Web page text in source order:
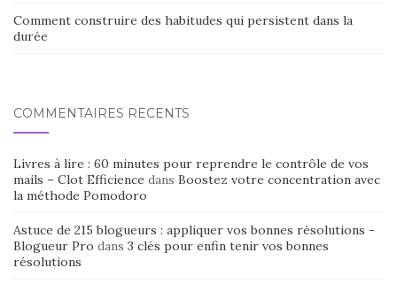
Comment construire des habitudes qui persistent dans la
durée
COMMENTAIRES RÉCENTS
Livres à lire : 60 minutes pour reprendre le contrôle de vos
mails – Clot Efficience dans Boostez votre concentration avec
la méthode Pomodoro
Astuce de 215 blogueurs : appliquer vos bonnes résolutions -
Blogueur Pro dans 3 clés pour enfin tenir vos bonnes
résolutions